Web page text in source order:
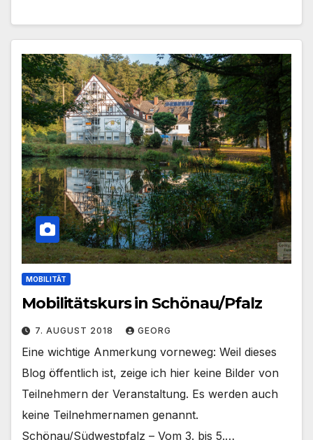
MOBILITÄT
Mobilitätskurs in Schönau/Pfalz
7. AUGUST 2018 GEORG
Eine wichtige Anmerkung vorneweg: Weil dieses
Blog öffentlich ist, zeige ich hier keine Bilder von
Teilnehmern der Veranstaltung. Es werden auch
keine Teilnehmernamen genannt.
Schönau/Südwestpfalz – Vom 3. bis 5.…